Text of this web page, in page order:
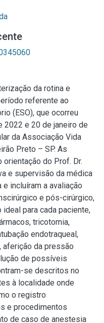
da rotina e
referente ao
(ESO), que ocorreu
2022 e 20 de janeiro de
da Associação Vida
Preto – SP. As
do Prof. Dr.
e supervisão da médica
incluíram a avaliação
e pós-cirúrgico,
para cada paciente,
tricotomia,
endotraqueal,
aferição da pressão
de possíveis
se descritos no
à localidade onde
o registro
e procedimentos
de caso de anestesia